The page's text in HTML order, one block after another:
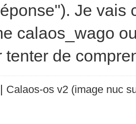
Je vais
calaos_wago
tenter de
| Calaos-os v2 (image nuc